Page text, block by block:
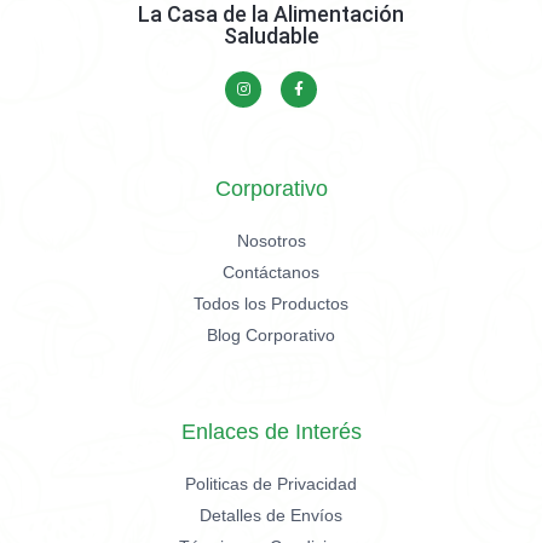
La Casa de la Alimentación
Saludable
Corporativo
Nosotros
Contáctanos
Todos los Productos
Blog Corporativo
Enlaces de Interés
Politicas de Privacidad
Detalles de Envíos